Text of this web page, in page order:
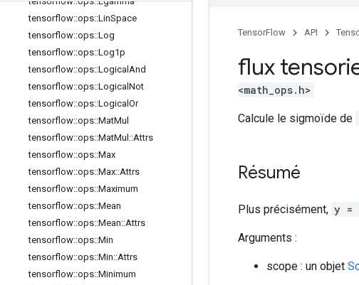
tensorflow::ops::LinSpace
tensorflow::ops::Log
tensorflow::ops::Log1p
tensorflow::ops::Logical And
tensorflow::ops::Logical Not
tensorflow::ops::Logical Or
tensorflow::ops::MatMul
tensorflow::ops::MatMul ::Attrs
tensorflow::ops::Max
tensorflow::ops::Max::Attrs
tensorflow::ops::Maximum
tensorflow::ops::Mean
tensorflow::ops::Mean::Attrs
tensorflow::ops::Min
tensorflow::ops::Min::Attrs
tensorflow::ops::Minimum
TensorFlow API
flux
<math_ops.h>
Calcule le sigmoïde de
Résumé
Plus précisément, y =
Arguments :
scope : un objet